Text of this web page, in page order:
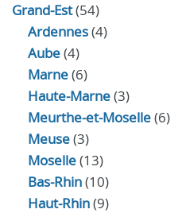
Grand-Est(54)
Ardennes(4)
Aube(4)
Marne(6)
Haute-Marne(3)
Meurthe-et-Moselle(6)
Meuse(3)
Moselle(13)
Bas-Rhin(10)
Haut-Rhin(9)